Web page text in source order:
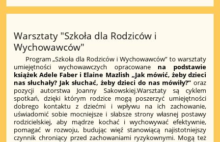
Warsztaty "Szkoła dla Rodziców i
Wychowawców"
Program „Szkoła dla Rodziców i Wychowawców” to warsztaty
umiejętności wychowawczych opracowane na podstawie
książek Adele Faber i Elaine Mazlish „Jak mówić, żeby dzieci
nas słuchały? Jak słuchać, żeby dzieci do nas mówiły?”oraz
pozycji autorstwa Joanny Sakowskiej.Warsztaty są cyklem
spotkań, dzięki którym rodzice mogą poszerzyć umiejętności
dobrego kontaktu z dziećmi i wpływu na ich zachowanie,
uświadomić sobie mocniejsze i słabsze strony własnej postawy
rodzicielskiej, aby mądrze kochać i wychowywać efektywnie,
pomagać w rozwoju, budując więź stanowiącą najistotniejszy
czynnik chroniący przed zachowaniami ryzykownymi. Mogą też